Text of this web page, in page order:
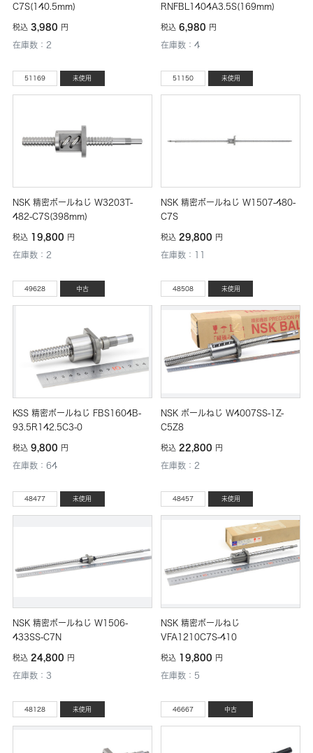
C7S(140.5mm)
税込3,980 円
在庫数：2
RNFBL1404A3.5S(169mm)
税込6,980 円
在庫数：4
51169 未使用
NSK 精密ボールねじ W3203T-
482-C7S(398mm)
税込 19,800 円
在庫数：2
51150 未使用
NSK 精密ボールねじ W1507-480-
C7S
税込 29,800 円
在庫数：11
49628 中古
KSS 精密ボールねじ FBS1604B-
93.5R142.5C3-0
税込9,800 円
在庫数：64
48508 未使用
NSK ボールねじ W4007SS-1Z-
C5Z8
税込 22,800 円
在庫数：2
48477 未使用
NSK 精密ボールねじ W1506-
433SS-C7N
税込 24,800 円
在庫数：3
48457 未使用
NSK 精密ボールねじ
VFA1210C7S-410
税込 19,800 円
在庫数：5
48128 未使用 46667 中古